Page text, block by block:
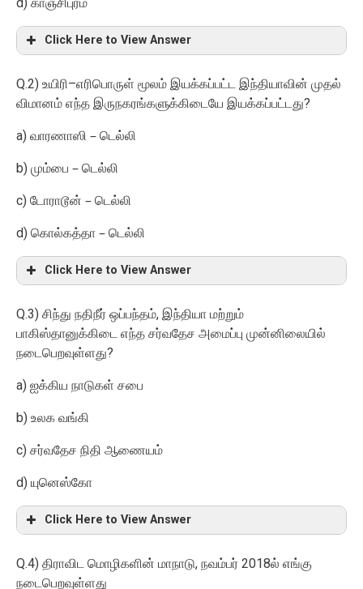
காஞ்சிபுரம்
Click Here to View Answer
Q.2) உயிரி–எரிபொருள் மூலம் இயக்கப்பட்ட இந்தியாவின் முதல்
விமானம் எந்த இருநகரங்களுக்கிடையே இயக்கப்பட்டது?
a) வாரணாஸி – டெல்லி
b) மும்பை – டெல்லி
c) டோராடூன் – டெல்லி
d) கொல்கத்தா – டெல்லி
Click Here to View Answer
Q.3) சிந்து நதிநீர் ஒப்பந்தம், இந்தியா மற்றும்
பாகிஸ்தானுக்கிடை எந்த சர்வதேச அமைப்பு முன்னிலையில்
நடைபெறவுள்ளது?
a) ஐக்கிய நாடுகள் சபை
b) உலக வங்கி
c) சர்வதேச நிதி ஆணையம்
d) யுனெஸ்கோ
Click Here to View Answer
Q.4) திராவிட மொழிகளின் மாநாடு, நவம்பர் 2018ல் எங்கு
நடைபெறவுள்ளது